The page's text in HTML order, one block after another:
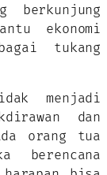
berkunjung
ekonomi
tukang
menjadi
dan
orang tua
berencana